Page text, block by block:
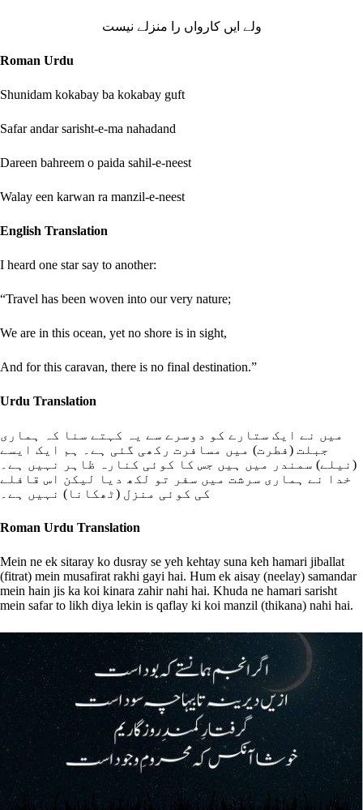
ولے ایں کارواں را منزلے نیست
Roman Urdu
Shunidam kokabay ba kokabay guft
Safar andar sarisht-e-ma nahadand
Dareen bahreem o paida sahil-e-neest
Walay een karwan ra manzil-e-neest
English Translation
I heard one star say to another:
“Travel has been woven into our very nature;
We are in this ocean, yet no shore is in sight,
And for this caravan, there is no final destination.”
Urdu Translation
میں نے ایک ستارے کو دوسرے سے یہ کہتے سنا کہ ہماری
جبلت (فطرت) میں مسافرت رکھی گئی ہے۔ ہم ایک ایسے
(نیلے) سمندر میں ہیں جس کا کوئی کنارہ ظاہر نہیں ہے۔
خدا نے ہماری سرشت میں سفر تو لکھ دیا لیکن اس قافلے
کی کوئی منزل (ٹھکانا) نہیں ہے۔
Roman Urdu Translation
Mein ne ek sitaray ko dusray se yeh kehtay suna keh hamari jiballat
(fitrat) mein musafirat rakhi gayi hai. Hum ek aisay (neelay) samandar
mein hain jis ka koi kinara zahir nahi hai. Khuda ne hamari sarisht
mein safar to likh diya lekin is qaflay ki koi manzil (thikana) nahi hai.